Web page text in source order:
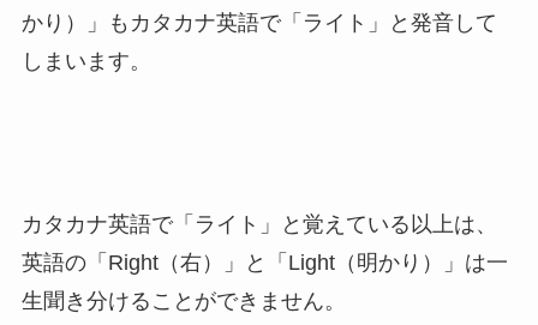
かり）」もカタカナ英語で「ライト」と発音して
しまいます。
カタカナ英語で「ライト」と覚えている以上は、
英語の「Right（右）」と「Light（明かり）」は一
生聞き分けることができません。